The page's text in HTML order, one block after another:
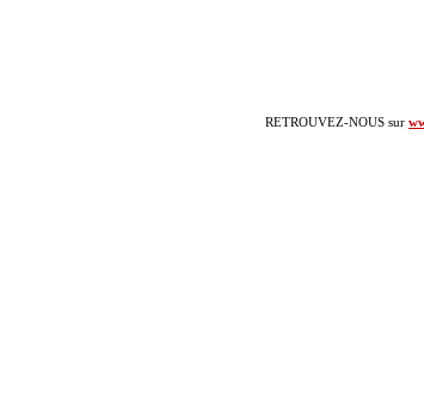
RETROUVEZ-NOUS sur